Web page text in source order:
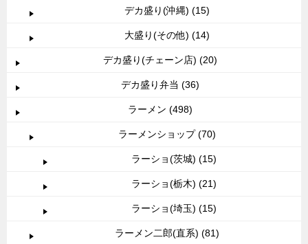
デカ盛り(沖縄) (15)
大盛り(その他) (14)
デカ盛り(チェーン店) (20)
デカ盛り弁当 (36)
ラーメン (498)
ラーメンショップ (70)
ラーショ(茨城) (15)
ラーショ(栃木) (21)
ラーショ(埼玉) (15)
ラーメン二郎(直系) (81)